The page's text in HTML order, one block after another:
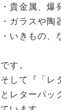
・貴金属、爆
・ガラスや陶
・いきもの、
です。
そして『「レ
とレターパッ